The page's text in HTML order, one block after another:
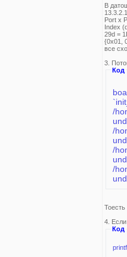
В
Port x
Index
29d =
{0x01,
все
3.
Код
/
/
/
/
Тоесть
4.
Код